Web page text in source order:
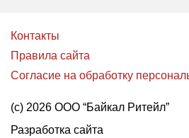
Контакты
Правила сайта
Согласие на обработку
(с) 2026 ООО “Байкал Ритейл”
Разработка сайта